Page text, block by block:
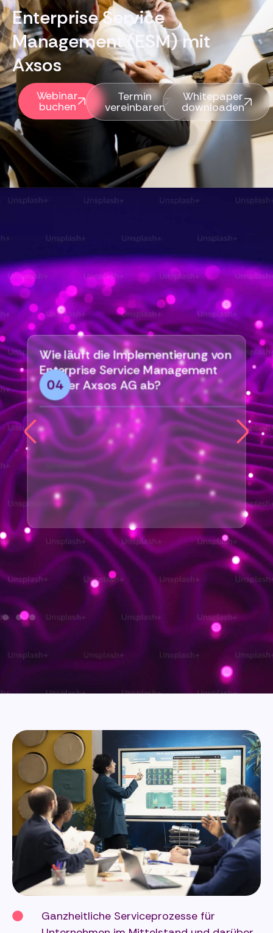
Enterprise Service
Management (ESM) mit
Axsos
Webinar
buchen
Termin
vereinbaren
Whitepaper
downloaden
Wie läuft die Implementierung von
Enterprise Service Management
mit der Axsos AG ab?
04
Ganzheitliche Serviceprozesse für